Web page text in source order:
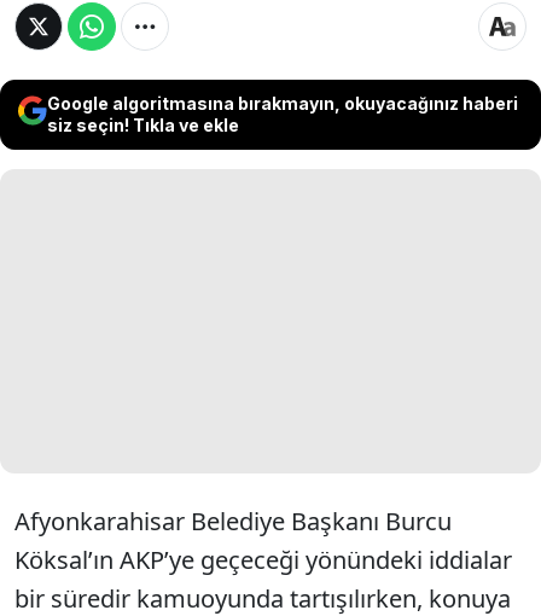
Google algoritmasına bırakmayın, okuyacağınız haberi
siz seçin! Tıkla ve ekle
Afyonkarahisar Belediye Başkanı Burcu
Köksal’ın AKP’ye geçeceği yönündeki iddialar
bir süredir kamuoyunda tartışılırken, konuya